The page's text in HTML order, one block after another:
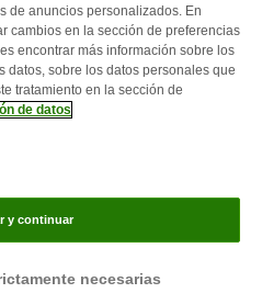
de entrega
Formas de pago
de datos
de anuncios personalizados. En
cambios en la sección de preferencias
encontrar más información sobre los
datos, sobre los datos personales que
tratamiento en la sección de
de datos
necesarias
y continuar